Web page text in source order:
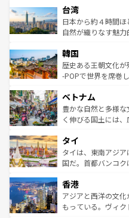
情報は
人々、おいしいロー
ク、伝統的なフラ
っている。訪れるた
はコンテンツ一覧
リアリーフや大陸中
ク）、タスマニア
ど、見どころがた
いる。アクティビテ
ビング、ハイキン
い。オーストラリ
参照してほしい。
台湾
日本から約４時間
自然が織りなす魅
ン）、静ひつな山岳
と山間の静けさが
驚きをもたらして
容にもいいと評判の
が味わえ
照してほしい。
韓国
歴史ある王朝文化
-POPで世界を席巻
き、地方に足を延ば
できる。そして、
まで、さまざまな
リティに包まれなが
覧を参照してほしい
ベトナム
豊かな自然と多様
く伸びる国土には
急速な発展と共に伝
ーチミン市のフラ
醸し出している。
とつ。フォーやバイ
ひ現地で味わいた
が旅行者を迎えて
タイ
タイは、東南アジ
国だ。首都バンコ
の活気が交差してい
帯で自然と触れ合
いビーチでリゾー
香港
アジアと西洋の文
もっている。ヴィ